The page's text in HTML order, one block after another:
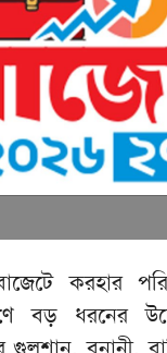
করহার
বড় ধরনের